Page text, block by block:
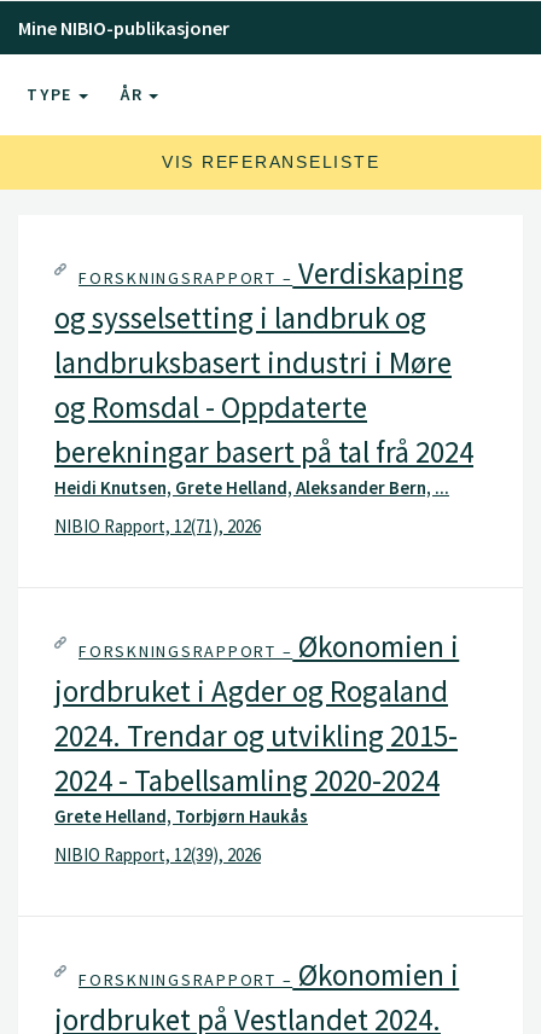
Mine NIBIO-publikasjoner
TYPE ÅR
VIS REFERANSELISTE
FORSKNINGSRAPPORT – Verdiskaping
og sysselsetting i landbruk og
landbruksbasert industri i Møre
og Romsdal - Oppdaterte
berekningar basert på tal frå 2024
Heidi Knutsen, Grete Helland, Aleksander Bern, ...
NIBIO Rapport, 12(71), 2026
FORSKNINGSRAPPORT – Økonomien i
jordbruket i Agder og Rogaland
2024. Trendar og utvikling 2015-
2024 - Tabellsamling 2020-2024
Grete Helland, Torbjørn Haukås
NIBIO Rapport, 12(39), 2026
FORSKNINGSRAPPORT – Økonomien i
jordbruket på Vestlandet 2024.